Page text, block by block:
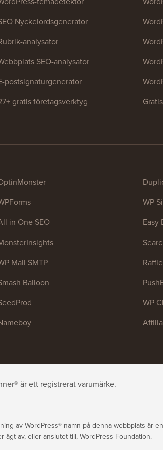
Nyckelordsgenerator
analysator
SEO-analysator
postsignaturgenerator
gratis företagsverktyg
in One SEO
Mail SMTP
Balloon
WP
Easy
WP
är ett registrerat varumärke.
av WordPress® namn på denna webbplats är
av, eller anslutet till, WordPress Foundation.